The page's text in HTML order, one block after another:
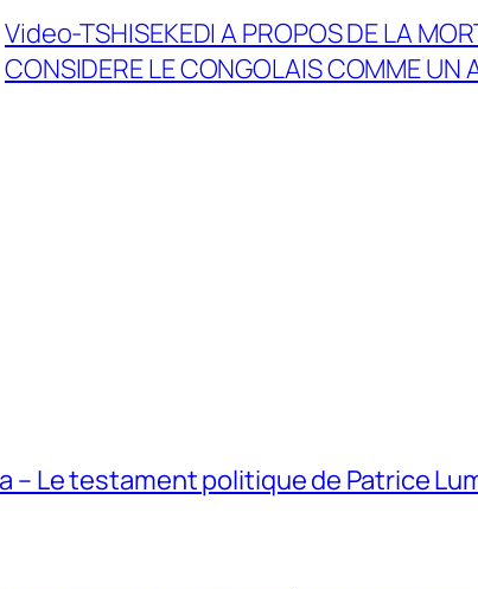
Video-TSHISEKEDI A PROPOS DE LA
CONSIDERE LE CONGOLAIS COMME UN
– Le testament politique de Patrice